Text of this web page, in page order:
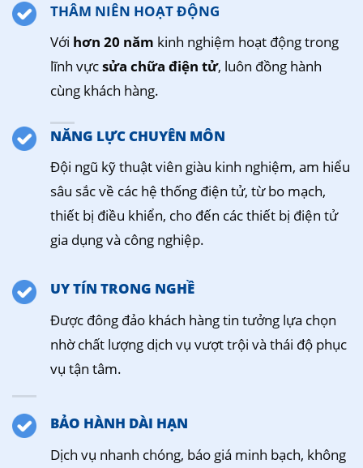
THÂM NIÊN HOẠT ĐỘNG
Với hơn 20 năm kinh nghiệm hoạt động trong
lĩnh vựcsửa chữa điện tử, luôn đồng hành
cùng khách hàng.
NĂNG LỰC CHUYÊN MÔN
Đội ngũ kỹ thuật viên giàu kinh nghiệm, am hiểu
sâu sắc về các hệ thống điện tử, từ bo mạch,
thiết bị điều khiển, cho đến các thiết bị điện tử
gia dụng và công nghiệp.
UY TÍN TRONG NGHỀ
Được đông đảo khách hàng tin tưởng lựa chọn
nhờ chất lượng dịch vụ vượt trội và thái độ phục
vụ tận tâm.
BẢO HÀNH DÀI HẠN
Dịch vụ nhanh chóng, báo giá minh bạch, không